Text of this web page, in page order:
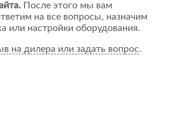
После этого мы вам
на все вопросы, назначим
или настройки оборудования.
на дилера или задать вопрос.